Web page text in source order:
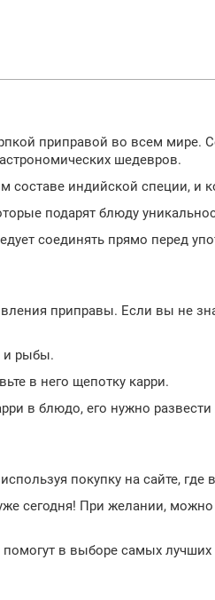
приправой во всем
шедевров.
составе индийской специи, и
подарят блюду
соединять прямо перед
приправы. Если вы не
и рыбы.
в него щепотку карри.
в блюдо, его нужно
покупку на сайте, где
сегодня! При желании,
в выборе самых